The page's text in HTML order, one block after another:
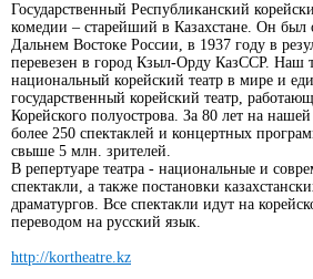
Государственный Республиканский
комедии – старейший в Казахстане. Он был
Дальнем Востоке России, в 1937 году в
перевезен в город Кзыл-Орду КазССР. Наш
национальный корейский театр в мире и
государственный корейский театр,
Корейского полуострова. За 80 лет на
более 250 спектаклей и концертных
свыше 5 млн. зрителей.
В репертуаре театра - национальные и
спектакли, а также постановки
драматургов. Все спектакли идут на
переводом на русский язык.
http://kortheatre.kz